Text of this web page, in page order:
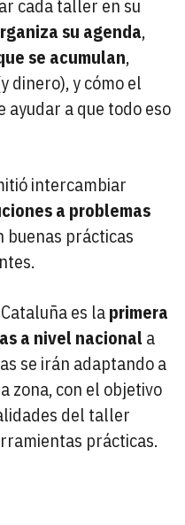
cada taller en su
su agenda,
se acumulan,
dinero), y cómo el
ayudar a que todo eso
intercambiar
a problemas
buenas prácticas
es laprimera
a nivel nacionala
se irán adaptando a
zona, con el objetivo
del taller
prácticas.